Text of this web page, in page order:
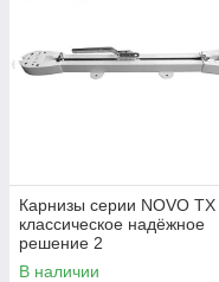
Карнизы серии NOVO
классическое надёжное
решение 2
В наличии